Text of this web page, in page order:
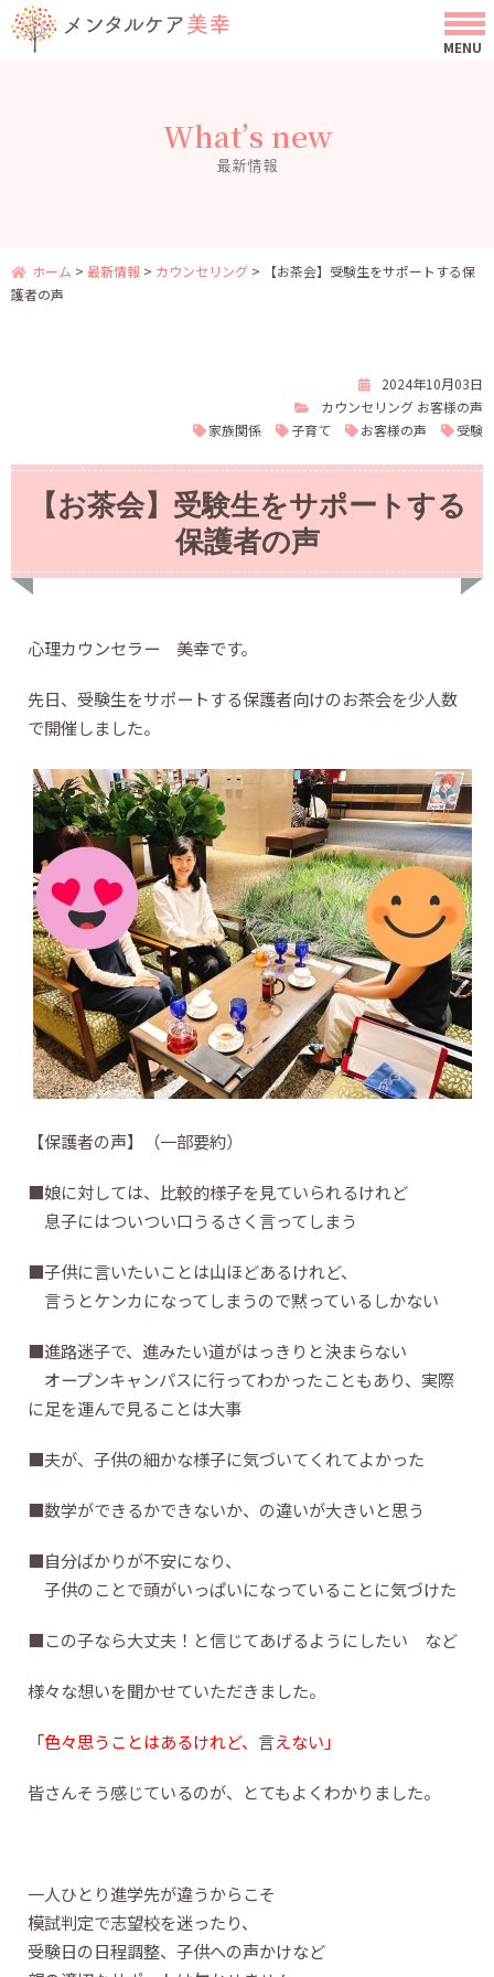
What’s new
最新情報
ホーム > 最新情報 > カウンセリング >
【お茶会】受験生をサポートする保
護者の声
2024年10月03日
カウンセリング お客様の声
家族関係
子育て お客様の声 受験
【お茶会】受験生をサポートする
保護者の声
心理カウンセラー 美幸です。
先日、受験生をサポートする保護者向けのお茶会を少人数
で開催しました。
【保護者の声】（一部要約）
■娘に対しては、比較的様子を見ていられるけれど
息子にはついつい口うるさく言ってしまう
■子供に言いたいことは山ほどあるけれど、
言うとケンカになってしまうので黙っているしかない
■進路迷子で、進みたい道がはっきりと決まらない
オープンキャンパスに行ってわかったこともあり、実際
に足を運んで見ることは大事
■夫が、子供の細かな様子に気づいてくれてよかった
■数学ができるかできないか、の違いが大きいと思う
■自分ばかりが不安になり、
子供のことで頭がいっぱいになっていることに気づけた
■この子なら大丈夫！と信じてあげるようにしたい など
様々な想いを聞かせていただきました。
「色々思うことはあるけれど、言えない」
皆さんそう感じているのが、とてもよくわかりました。
一人ひとり進学先が違うからこそ
模試判定で志望校を迷ったり、
受験日の日程調整、子供への声かけなど